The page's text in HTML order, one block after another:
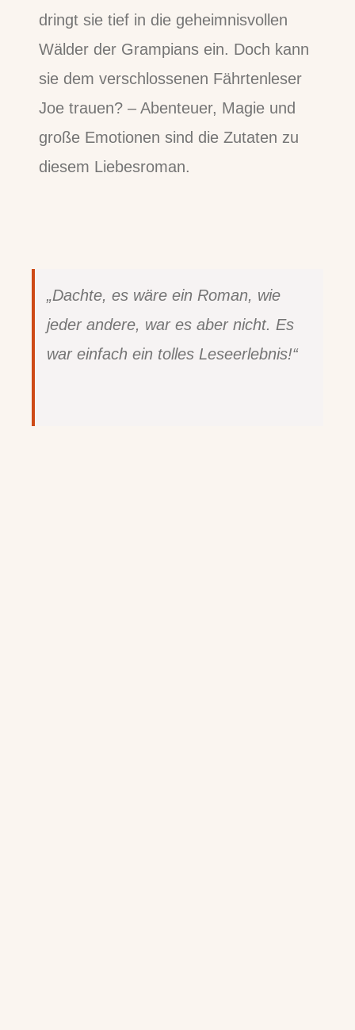
dringt sie tief in die geheimnisvollen
Wälder der Grampians ein. Doch kann
sie dem verschlossenen Fährtenleser
Joe trauen? – Abenteuer, Magie und
große Emotionen sind die Zutaten zu
diesem Liebesroman.
„Dachte, es wäre ein Roman, wie
jeder andere, war es aber nicht. Es
war einfach ein tolles Leseerlebnis!“